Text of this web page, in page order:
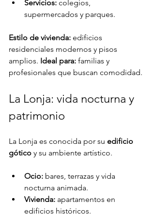
Servicios: colegios,
supermercados y parques.
Estilo de vivienda: edificios
residenciales modernos y pisos
amplios. Ideal para: familias y
profesionales que buscan comodidad.
La Lonja: vida nocturna y
patrimonio
La Lonja es conocida por su edificio
gótico y su ambiente artístico.
Ocio: bares, terrazas y vida
nocturna animada.
Vivienda: apartamentos en
edificios históricos.